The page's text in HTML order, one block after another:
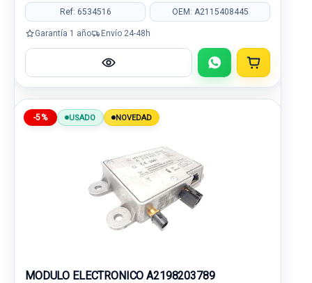
Ref: 6534516 OEM: A2115408445
Garantía 1 año Envío 24-48h
-5% USADO NOVEDAD
MODULO ELECTRONICO A2198203789